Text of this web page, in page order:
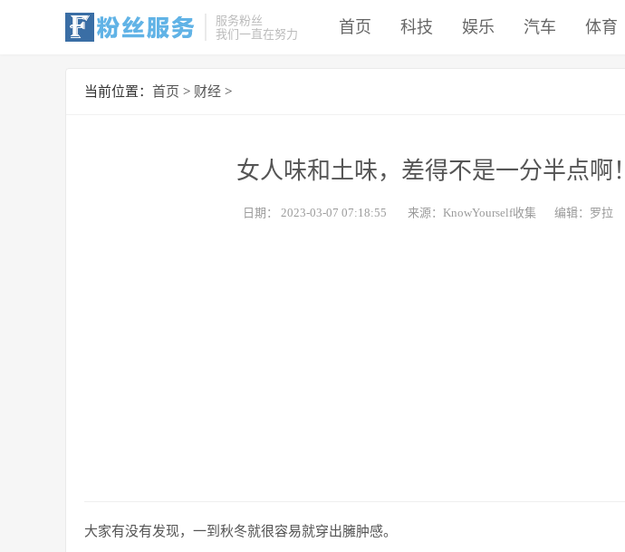
服务粉丝
我们一直在努力
首页 科技 娱乐 汽车 体育
当前位置： 首页 > 财经 >
女人味和土味，差得不是一分半点啊！
日期： 2023-03-07 07:18:55 来源：KnowYourself收集 编辑：罗拉
大家有没有发现，一到秋冬就很容易就穿出臃肿感。